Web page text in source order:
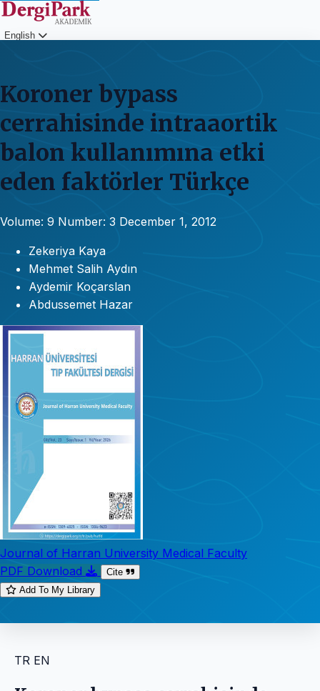
English
Koroner bypass
cerrahisinde intraaortik
balon kullanımına etki
eden faktörler Türkçe
Volume: 9 Number: 3 December 1, 2012
Zekeriya Kaya
Mehmet Salih Aydın
Aydemir Koçarslan
Abdussemet Hazar
Journal of Harran University Medical Faculty
PDF Download
Cite
Add To My Library
TR EN